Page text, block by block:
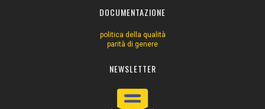
DOCUMENTAZIONE
politica della qualità
parità di genere
NEWSLETTER